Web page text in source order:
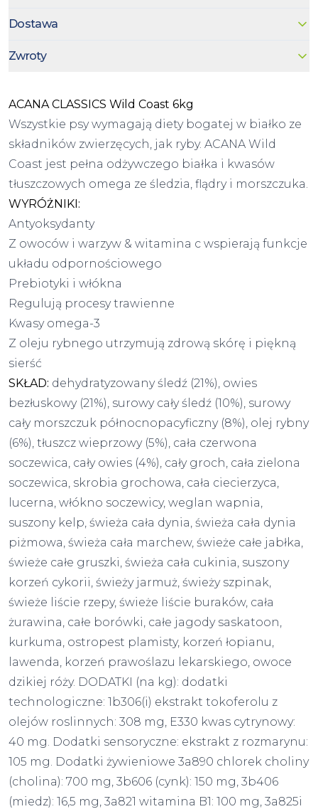
Dostawa
Zwroty
ACANA CLASSICS Wild Coast 6kg
Wszystkie psy wymagają diety bogatej w białko ze
składników zwierzęcych, jak ryby. ACANA Wild
Coast jest pełna odżywczego białka i kwasów
tłuszczowych omega ze śledzia, flądry i morszczuka.
WYRÓŻNIKI:
Antyoksydanty
Z owoców i warzyw & witamina c wspierają funkcje
układu odpornościowego
Prebiotyki i włókna
Regulują procesy trawienne
Kwasy omega-3
Z oleju rybnego utrzymują zdrową skórę i piękną
sierść
SKŁAD: dehydratyzowany śledź (21%), owies
bezłuskowy (21%), surowy cały śledź (10%), surowy
cały morszczuk północnopacyficzny (8%), olej rybny
(6%), tłuszcz wieprzowy (5%), cała czerwona
soczewica, cały owies (4%), cały groch, cała zielona
soczewica, skrobia grochowa, cała ciecierzyca,
lucerna, włókno soczewicy, weglan wapnia,
suszony kelp, świeża cała dynia, świeża cała dynia
piżmowa, świeża cała marchew, świeże całe jabłka,
świeże całe gruszki, świeża cała cukinia, suszony
korzeń cykorii, świeży jarmuż, świeży szpinak,
świeże liście rzepy, świeże liście buraków, cała
żurawina, całe borówki, całe jagody saskatoon,
kurkuma, ostropest plamisty, korzeń łopianu,
lawenda, korzeń prawoślazu lekarskiego, owoce
dzikiej róży. DODATKI (na kg): dodatki
technologiczne: 1b306(i) ekstrakt tokoferolu z
olejów roslinnych: 308 mg, E330 kwas cytrynowy:
40 mg. Dodatki sensoryczne: ekstrakt z rozmarynu:
105 mg. Dodatki żywieniowe 3a890 chlorek choliny
(cholina): 700 mg, 3b606 (cynk): 150 mg, 3b406
(miedz): 16,5 mg, 3a821 witamina B1: 100 mg, 3a825i